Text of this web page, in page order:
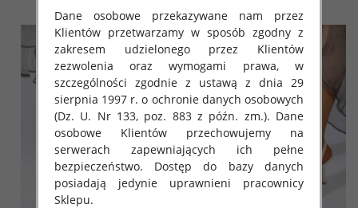
Dane osobowe przekazywane nam przez
Klientów przetwarzamy w sposób zgodny z
zakresem udzielonego przez Klientów
zezwolenia oraz wymogami prawa, w
szczególności zgodnie z ustawą z dnia 29
sierpnia 1997 r. o ochronie danych osobowych
(Dz. U. Nr 133, poz. 883 z późn. zm.). Dane
osobowe Klientów przechowujemy na
serwerach zapewniających ich pełne
bezpieczeństwo. Dostęp do bazy danych
posiadają jedynie uprawnieni pracownicy
Sklepu.